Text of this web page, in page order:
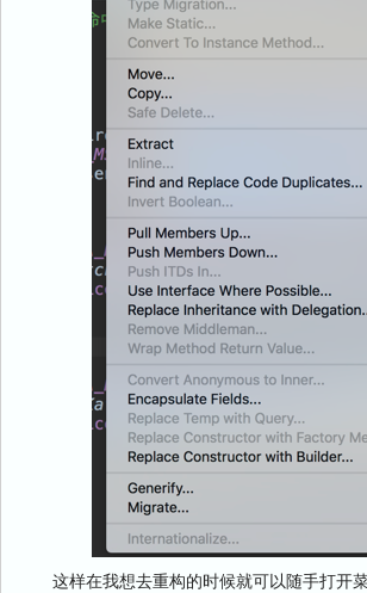
这样在我想去重构的时候就可以随手打开